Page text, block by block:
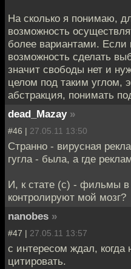
На сколько я понимаю,
возможность
более вариантами. Если
возможность сделать
значит свободы нет и
целом под таким углом,
абстракция, понимать
dead_Mazay »
#46 | 27.05.11 13:50
Странно - вирусная
гугла - была, а где
И, к стате (с) - фильмы
контролируют мой мозг?
nanobes »
#47 | 27.05.11 13:57
с интересом ждал, когда
цитировать.